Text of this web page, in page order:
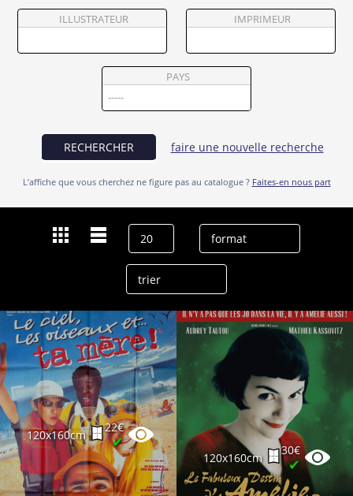
Vendre
ILLUSTRATEUR IMPRIMEUR
PAYS
RECHERCHER faire une nouvelle recherche
L’affiche que vous cherchez ne figure pas au catalogue ? Faites-en nous part
120x160cm
22€
✔
120x160cm
30€
✔